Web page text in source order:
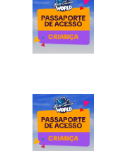
INFO
INFO